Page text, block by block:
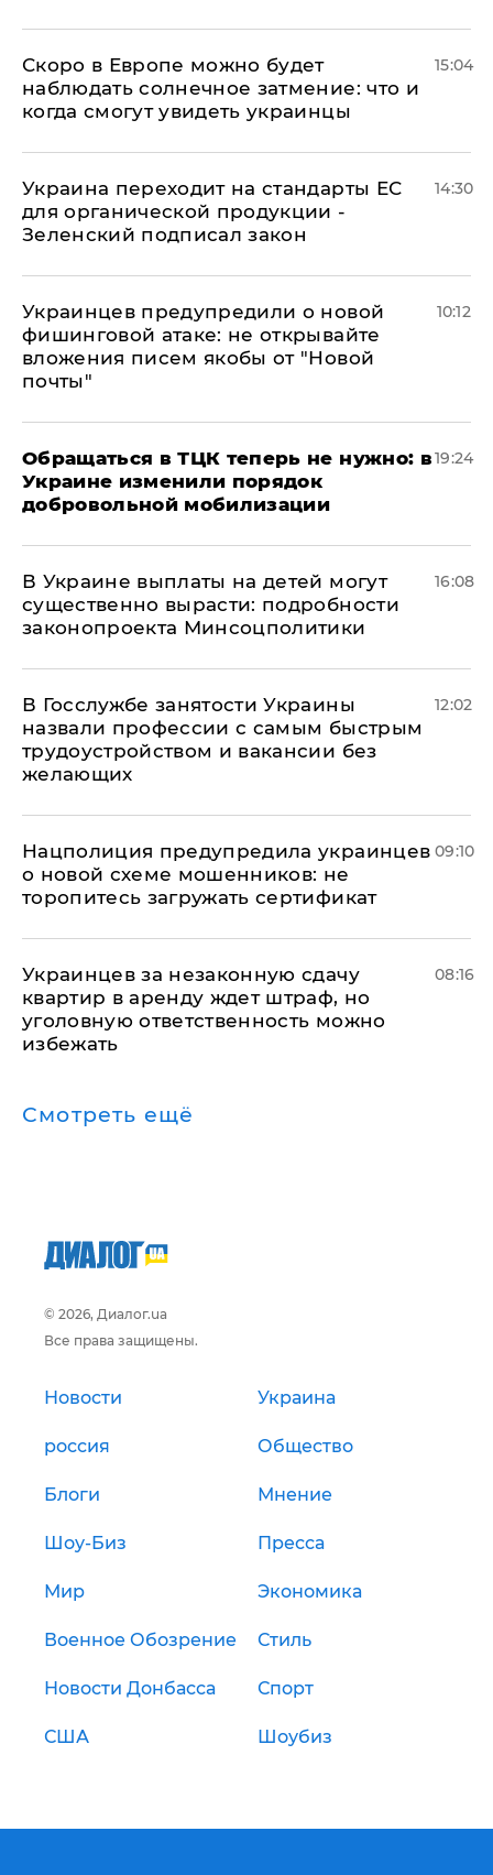
Скоро в Европе можно будет
наблюдать солнечное затмение: что и
когда смогут увидеть украинцы
15:04
Украина переходит на стандарты ЕС
для органической продукции -
Зеленский подписал закон
14:30
Украинцев предупредили о новой
фишинговой атаке: не открывайте
вложения писем якобы от "Новой
почты"
10:12
Обращаться в ТЦК теперь не нужно: в
Украине изменили порядок
добровольной мобилизации
19:24
В Украине выплаты на детей могут
существенно вырасти: подробности
законопроекта Минсоцполитики
16:08
В Госслужбе занятости Украины
назвали профессии с самым быстрым
трудоустройством и вакансии без
желающих
12:02
Нацполиция предупредила украинцев
о новой схеме мошенников: не
торопитесь загружать сертификат
09:10
Украинцев за незаконную сдачу
квартир в аренду ждет штраф, но
уголовную ответственность можно
избежать
08:16
Смотреть ещё
© 2026, Диалог.ua
Все права защищены.
Новости Украина
россия Общество
Блоги Мнение
Шоу-Биз Пресса
Мир Экономика
Военное Обозрение Стиль
Новости Донбасса Спорт
США Шоубиз